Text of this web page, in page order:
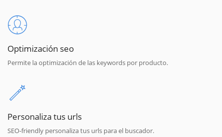
Optimización seo
Permite la optimización de las keywords por producto.
Personaliza tus urls
SEO-friendly personaliza tus urls para el buscador.